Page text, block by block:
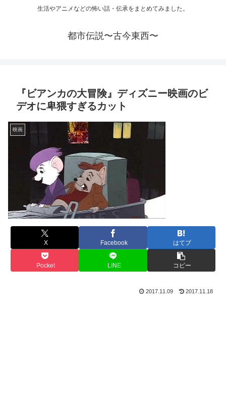
生活やアニメなどの怖い話・伝承をまとめてみました。
都市伝説〜古今東西〜
『ビアンカの大冒険』ディズニー映画のビ
デオに卑猥すぎるカット
映画
X Facebook はてブ
Pocket LINE コピー
2017.11.09 2017.11.18